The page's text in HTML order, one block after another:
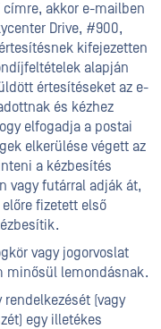
címre, akkor e-mailben
Drive, #900,
kifejezetten
alapján
értesítéseket az e-
és kézhez
elfogadja a postai
elkerülése végett az
a kézbesítés
vagy futárral adják át,
fizetett első
vagy jogorvoslat
minősül lemondásnak.
(vagy
egy illetékes